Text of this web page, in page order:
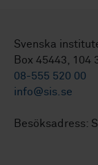
Svenska
Box 45443, 104
08-555 520 00
info@sis.se
Besöksadress: